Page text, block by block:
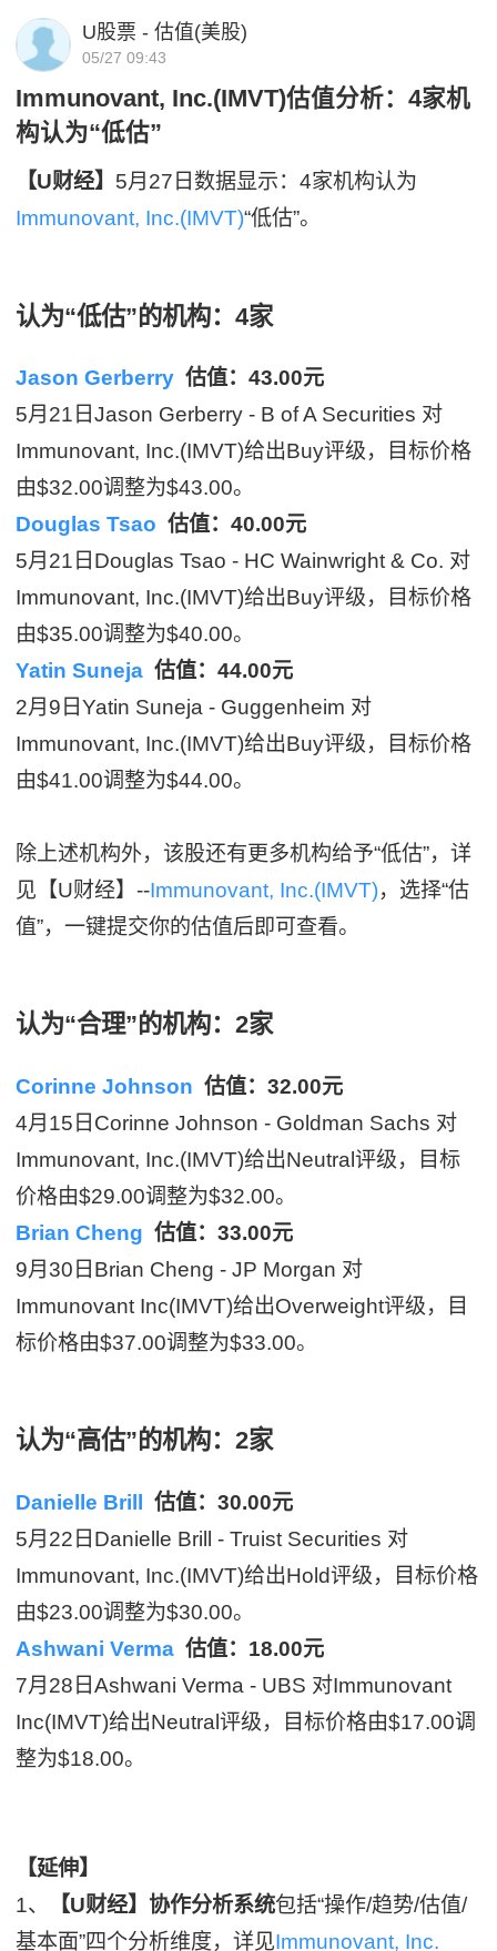
U股票 - 估值(美股)
05/27 09:43
Immunovant, Inc.(IMVT)估值分析：4家机
构认为“低估”
【U财经】 5月27日数据显示：4家机构认为
Immunovant, Inc.(IMVT)“低估”。
认为“低估”的机构：4家
Jason Gerberry 估值：43.00元
5月21日Jason Gerberry - B of A Securities 对
Immunovant, Inc.(IMVT)给出Buy评级，目标价格
由$32.00调整为$43.00。
Douglas Tsao 估值：40.00元
5月21日Douglas Tsao - HC Wainwright & Co. 对
Immunovant, Inc.(IMVT)给出Buy评级，目标价格
由$35.00调整为$40.00。
Yatin Suneja 估值：44.00元
2月9日Yatin Suneja - Guggenheim 对
Immunovant, Inc.(IMVT)给出Buy评级，目标价格
由$41.00调整为$44.00。
除上述机构外，该股还有更多机构给予“低估”，详
见【U财经】--Immunovant, Inc.(IMVT)，选择“估
值”，一键提交你的估值后即可查看。
认为“合理”的机构：2家
Corinne Johnson 估值：32.00元
4月15日Corinne Johnson - Goldman Sachs 对
Immunovant, Inc.(IMVT)给出Neutral评级，目标
价格由$29.00调整为$32.00。
Brian Cheng 估值：33.00元
9月30日Brian Cheng - JP Morgan 对
Immunovant Inc(IMVT)给出Overweight评级，目
标价格由$37.00调整为$33.00。
认为“高估”的机构：2家
Danielle Brill 估值：30.00元
5月22日Danielle Brill - Truist Securities 对
Immunovant, Inc.(IMVT)给出Hold评级，目标价格
由$23.00调整为$30.00。
Ashwani Verma 估值：18.00元
7月28日Ashwani Verma - UBS 对Immunovant
Inc(IMVT)给出Neutral评级，目标价格由$17.00调
整为$18.00。
【延伸】
1、
【U财经】协作分析系统包括“操作/趋势/估值/
基本面”四个分析维度，详见Immunovant, Inc.